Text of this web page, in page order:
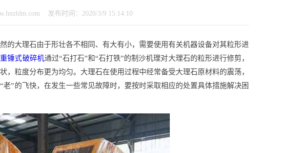
发布时间：2020/3/9 15:14:10
的大理石由于形壮各不相同、有大有小，需要使用有关机器设备对其粒形进
重锤式破碎机通过“石打石”和“石打铁”的制沙机理对大理石的粒形进行修剪，
粒度分布更为均匀。大理石在使用过程中经常备受大理石原材料的震荡，
”的飞快，在发生一些常见故障时，要按时采取相应的处置具体措施解决困